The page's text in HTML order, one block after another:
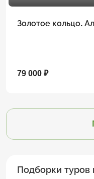
Золотое кольцо.
79 000 ₽
Подборки туров